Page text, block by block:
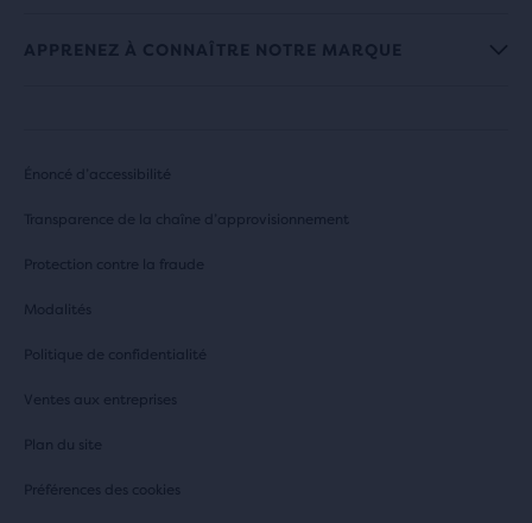
APPRENEZ À CONNAÎTRE NOTRE MARQUE
Énoncé d’accessibilité
Transparence de la chaîne d’approvisionnement
Protection contre la fraude
Modalités
Politique de confidentialité
Ventes aux entreprises
Plan du site
Préférences des cookies